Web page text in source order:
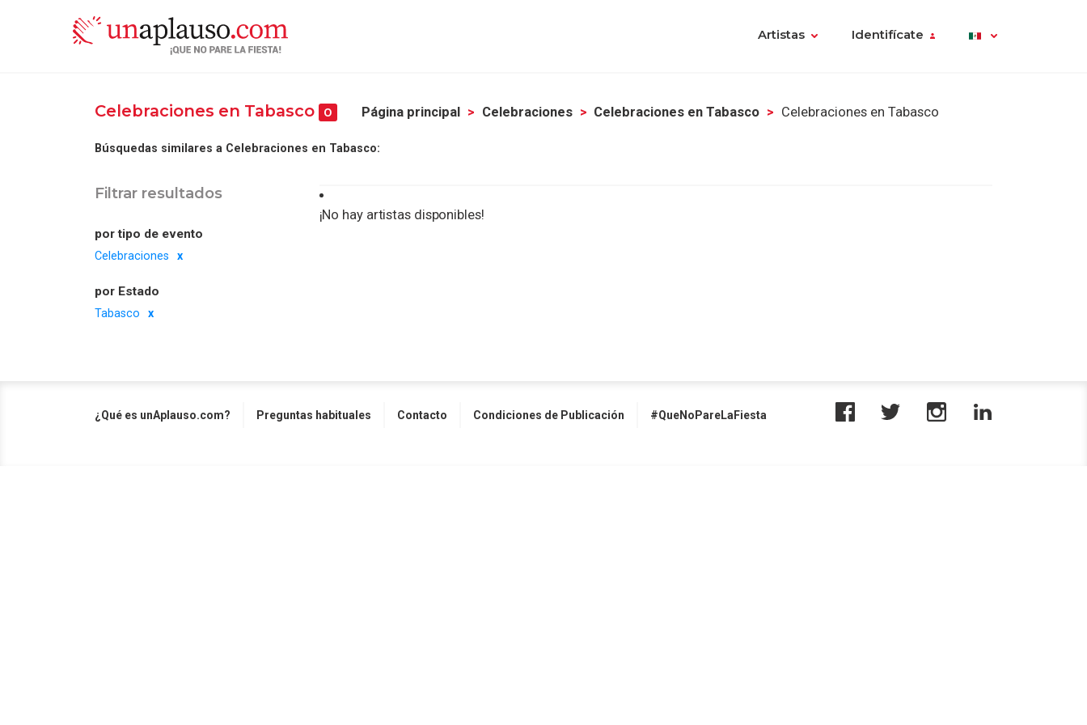
Artistas Identifícate
Celebraciones en Tabasco 0 Página principal Celebraciones Celebraciones en Tabasco Celebraciones en Tabasco
Búsquedas similares a Celebraciones en Tabasco:
Filtrar resultados
por tipo de evento
Celebraciones
por Estado
Tabasco
¡No hay artistas disponibles!
¿Qué es unAplauso.com? Preguntas habituales Contacto Condiciones de Publicación #QueNoPareLaFiesta